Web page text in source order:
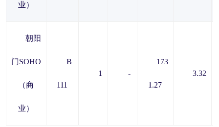
业）
朝阳
门SOHO
（商
业）
B
111
1 -
173
1.27
3.32